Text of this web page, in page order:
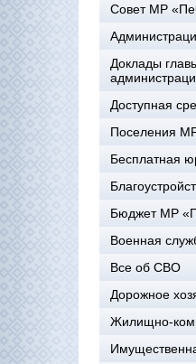
Совет МР
Доклады
Доступная
Поселения
Бесплатная
Бюджет МР
Военная
Все об СВО
Дорожное
Жилищно-